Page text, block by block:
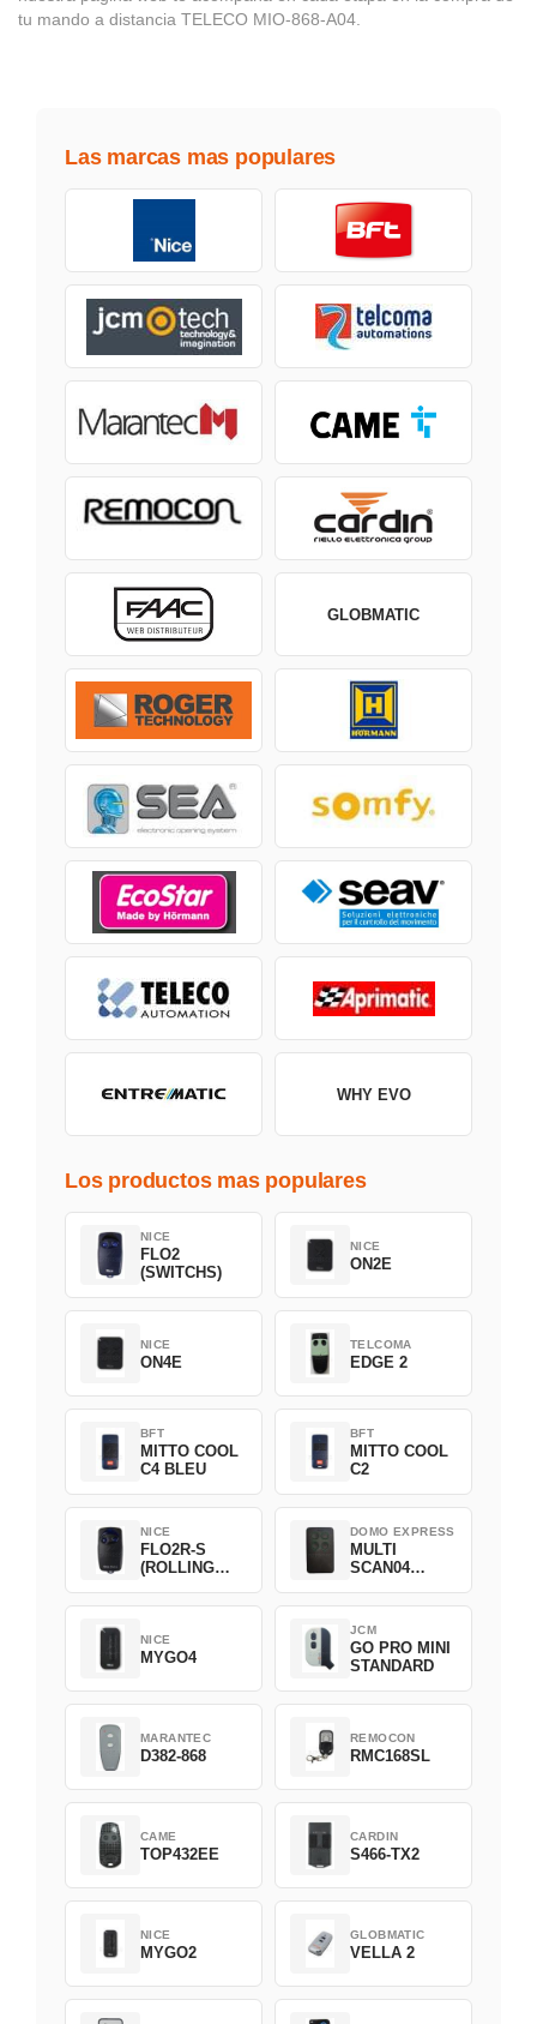
tu mando a distancia TELECO MIO-868-A04.
Las marcas mas populares
GLOBMATIC
WHY EVO
Los productos mas populares
NICE
FLO2
(SWITCHS)
NICE
ON2E
NICE
ON4E
TELCOMA
EDGE 2
BFT
MITTO COOL
C4 BLEU
BFT
MITTO COOL
C2
NICE
FLO2R-S
(ROLLING
DOMO EXPRESS
MULTI
SCAN04
NICE
MYGO4
JCM
GO PRO MINI
STANDARD
MARANTEC
D382-868
REMOCON
RMC168SL
CAME
TOP432EE
CARDIN
S466-TX2
NICE
MYGO2
GLOBMATIC
VELLA 2